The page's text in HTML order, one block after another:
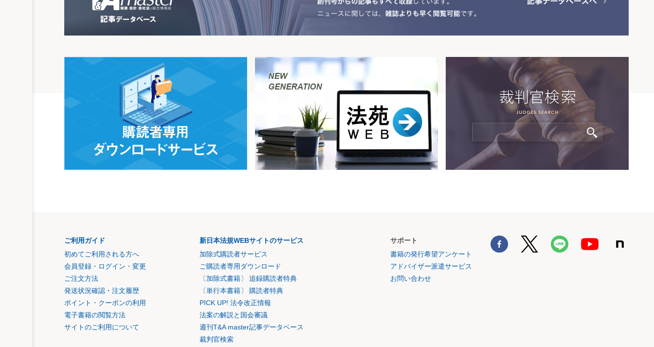
ご利用ガイド
初めてご利用される方へ
会員登録・ログイン・変更
ご注文方法
発送状況確認・注文履歴
ポイント・クーポンの利用
電子書籍の閲覧方法
サイトのご利用について
新日本法規WEBサイトのサービス
加除式購読者サービス
ご購読者専用ダウンロード
〔加除式書籍〕 追録購読者特典
〔単行本書籍〕 購読者特典
PICK UP! 法令改正情報
法案の解説と国会審議
週刊T&A master記事データベース
裁判官検索
サポート
書籍の発行希望アンケート
アドバイザー派遣サービス
お問い合わせ